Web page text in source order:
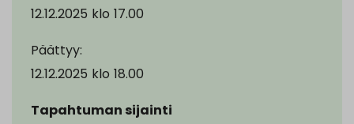
12.12.2025 klo 17.00
Päättyy:
12.12.2025 klo 18.00
Tapahtuman sijainti